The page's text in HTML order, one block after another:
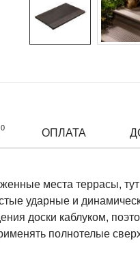
0 ОПЛАТА
места террасы,
ударные и
доски каблуком,
полнотелые